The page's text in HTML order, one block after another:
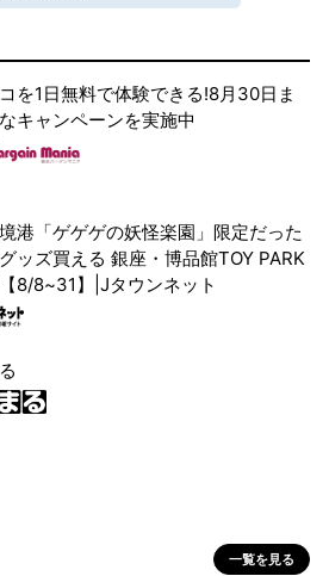
を1日無料で体験できる!8月30日ま
キャンペーンを実施中
港「ゲゲゲの妖怪楽園」限定だった
ッズ買える 銀座・博品館TOY PARK
8/8~31】|Jタウンネット
一覧を見る